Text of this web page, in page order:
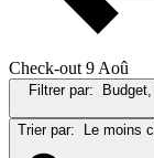
Check-out 9 Aoû
Filtrer par:
Trier par:
Le moins